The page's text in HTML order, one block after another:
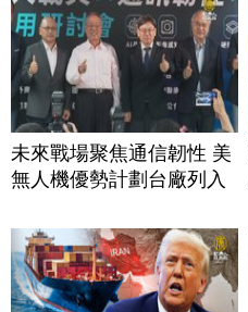
未來戰場聚焦通信韌性 美
無人機優勢計劃台廠列入